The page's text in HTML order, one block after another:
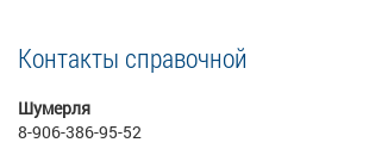
Контакты справочной
Шумерля
8-906-386-95-52